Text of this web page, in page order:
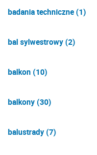
badania techniczne (1)
bal sylwestrowy (2)
balkon (10)
balkony (30)
balustrady (7)